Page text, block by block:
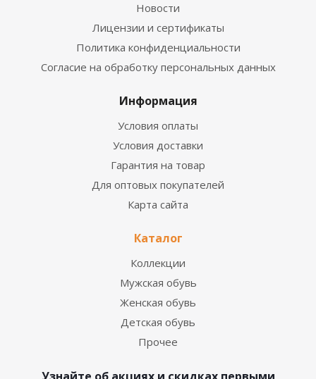
Новости
Лицензии и сертификаты
Политика конфиденциальности
Согласие на обработку персональных данных
Информация
Условия оплаты
Условия доставки
Гарантия на товар
Для оптовых покупателей
Карта сайта
Каталог
Коллекции
Мужская обувь
Женская обувь
Детская обувь
Прочее